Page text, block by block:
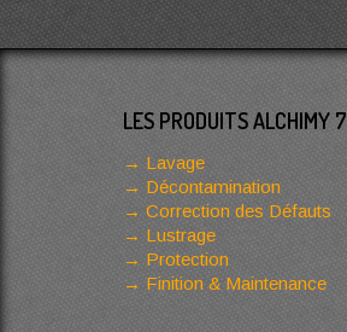
LES PRODUITS ALCHIMY 7
Lavage
Décontamination
Correction des Défauts
Lustrage
Protection
Finition & Maintenance